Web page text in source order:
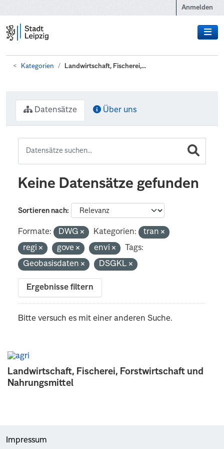
Anmelden
Kategorien Landwirtschaft, Fischerei,...
Landwirtschaft, Fischerei, Forstwirtschaft und
Nahrungsmittel
Datensätze Über uns
Keine Datensätze gefunden
Sortieren nach
Formate: DWG Kategorien:
tran
regi
gove envi
Tags:
Geobasisdaten
DSGKL
Ergebnisse filtern
Bitte versuch es mit einer anderen Suche.
Impressum